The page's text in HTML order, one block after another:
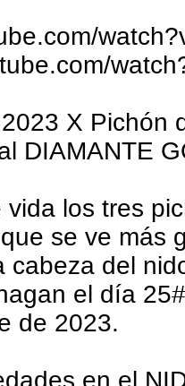
X Pichón
DIAMANTE
los tres
se ve más
cabeza del
el día
de 2023.
en el